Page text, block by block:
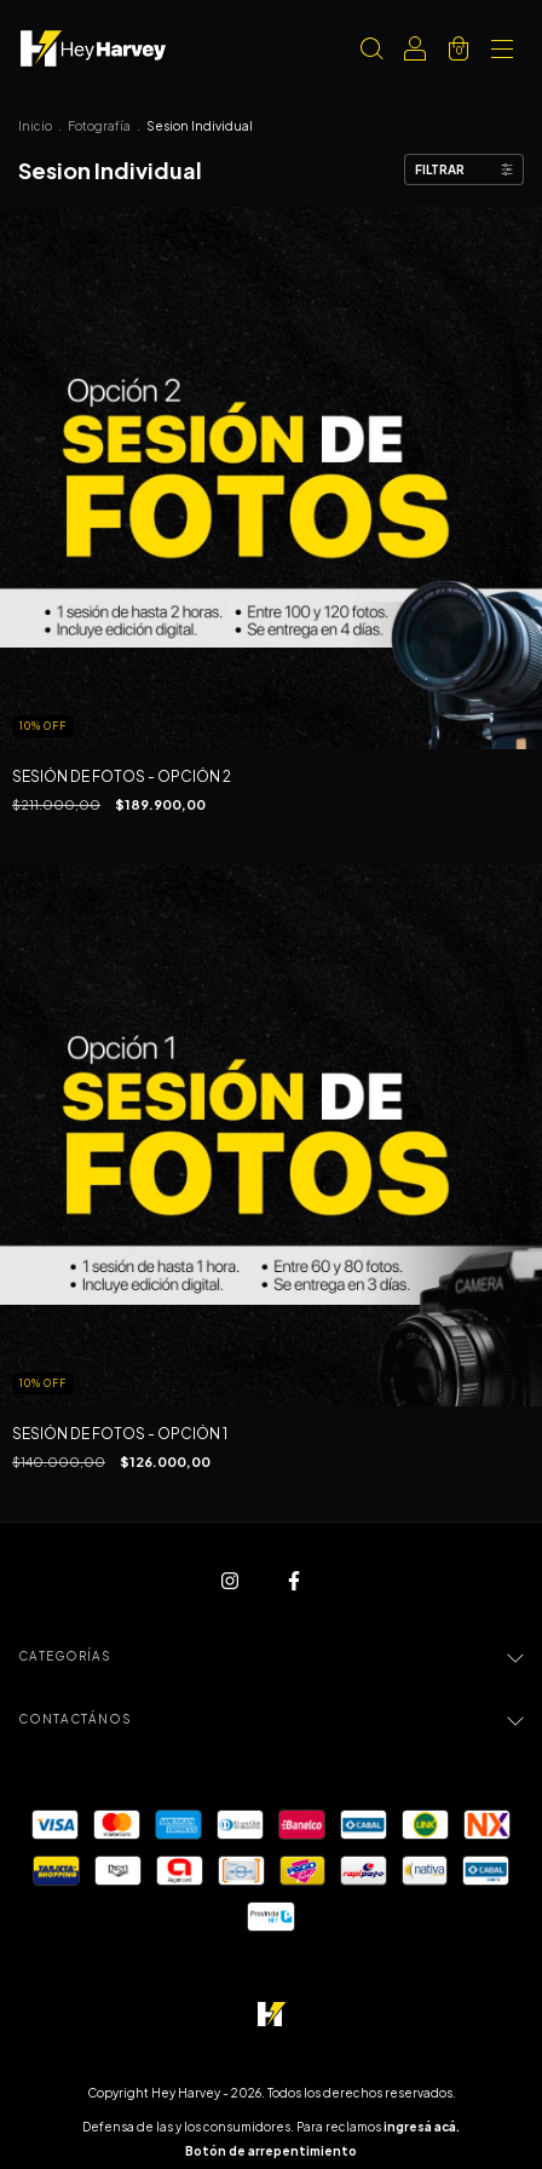
0
Inicio Fotografía Sesion Individual
Sesion Individual FILTRAR
10% OFF
SESIÓN DE FOTOS - OPCIÓN 2
$211.000,00 $189.900,00
10% OFF
SESIÓN DE FOTOS - OPCIÓN 1
$140.000,00 $126.000,00
CATEGORÍAS
CONTACTÁNOS
Copyright Hey Harvey - 2026. Todos los derechos reservados.
Defensa de las y los consumidores. Para reclamosingresá acá.
Botón de arrepentimiento